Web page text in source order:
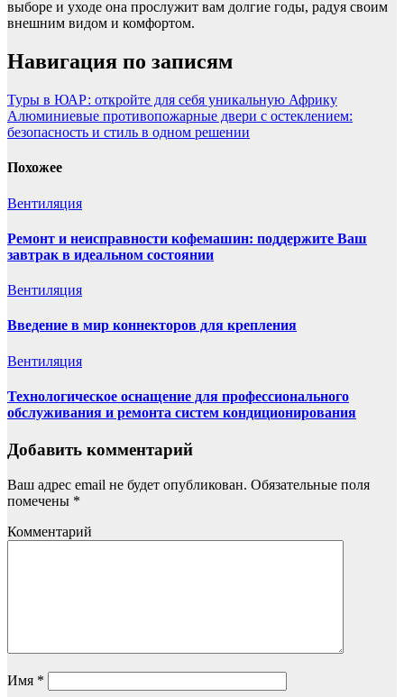
выборе и уходе она прослужит вам долгие годы, радуя своим
внешним видом и комфортом.
Навигация по записям
Туры в ЮАР: откройте для себя уникальную Африку
Алюминиевые противопожарные двери с остеклением:
безопасность и стиль в одном решении
Похожее
Вентиляция
Ремонт и неисправности кофемашин: поддержите Ваш
завтрак в идеальном состоянии
Вентиляция
Введение в мир коннекторов для крепления
Вентиляция
Технологическое оснащение для профессионального
обслуживания и ремонта систем кондиционирования
Добавить комментарий
Ваш адрес email не будет опубликован. Обязательные поля
помечены *
Комментарий
Имя *